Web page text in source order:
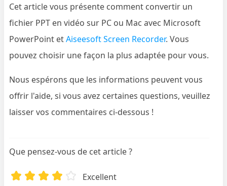
Cet article vous présente comment convertir un
fichier PPT en vidéo sur PC ou Mac avec Microsoft
PowerPoint etAiseesoft Screen Recorder. Vous
pouvez choisir une façon la plus adaptée pour vous.
Nous espérons que les informations peuvent vous
offrir l'aide, si vous avez certaines questions, veuillez
laisser vos commentaires ci-dessous !
Que pensez-vous de cet article ?
Excellent